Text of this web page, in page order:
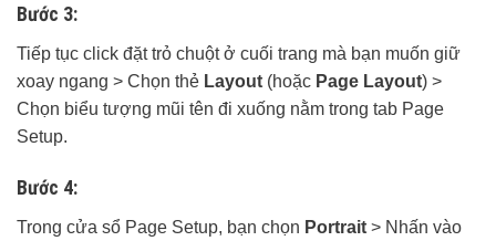
Bước 3:
Tiếp tục click đặt trỏ chuột ở cuối trang mà bạn muốn giữ
xoay ngang > Chọn thẻ Layout (hoặc Page Layout) >
Chọn biểu tượng mũi tên đi xuống nằm trong tab Page
Setup.
Bước 4:
Trong cửa sổ Page Setup, bạn chọn Portrait > Nhấn vào